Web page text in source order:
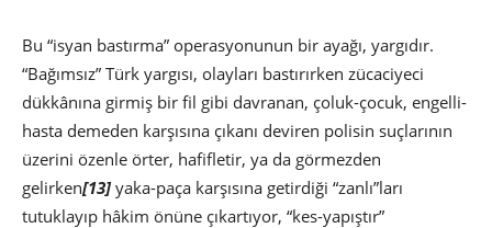
Bu “isyan bastırma” operasyonunun bir ayağı, yargıdır.
“Bağımsız” Türk yargısı, olayları bastırırken zücaciyeci
dükkânına girmiş bir fil gibi davranan, çoluk-çocuk, engelli-
hasta demeden karşısına çıkanı deviren polisin suçlarının
üzerini özenle örter, hafifletir, ya da görmezden
gelirken[13]yaka-paça karşısına getirdiği “zanlı”ları
tutuklayıp hâkim önüne çıkartıyor, “kes-yapıştır”